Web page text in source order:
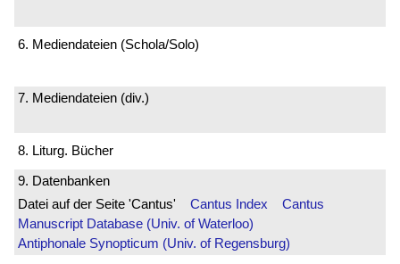
6. Mediendateien (Schola/Solo)
7. Mediendateien (div.)
8. Liturg. Bücher
9. Datenbanken
Datei auf der Seite 'Cantus' Cantus Index
Cantus
Manuscript Database (Univ. of Waterloo)
Antiphonale Synopticum (Univ. of Regensburg)